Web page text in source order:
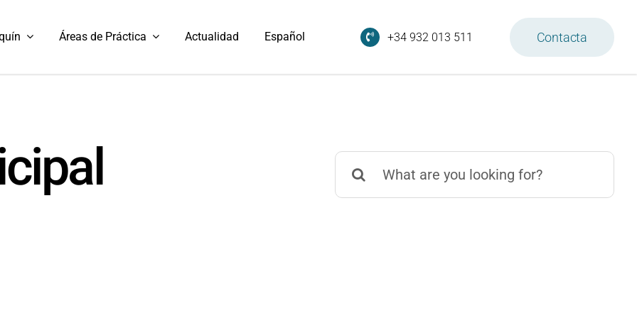
Áreas de Práctica Actualidad Español +34 932 013 511 Contacta
Search
for: